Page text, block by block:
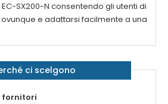
SX200-N consentendo gli utenti di
e adattarsi facilmente a una
ci scelgono
fornitori